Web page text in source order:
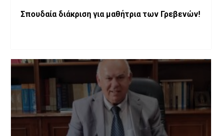
Σπουδαία διάκριση για μαθήτρια των Γρεβενών!